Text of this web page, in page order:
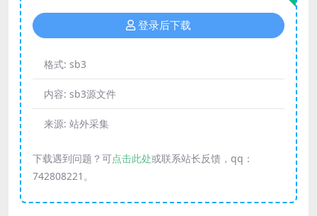
登录后下载
格式: sb3
内容: sb3源文件
来源: 站外采集
下载遇到问题？可点击此处或联系站长反馈，qq：
742808221。